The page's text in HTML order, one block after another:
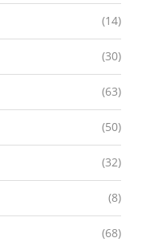
(14)
(30)
(63)
(50)
(32)
(8)
(68)